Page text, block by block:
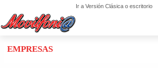
Ir a Versión Clásica o escritorio
EMPRESAS